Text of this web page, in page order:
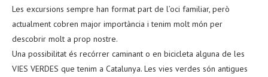
Les excursions sempre han format part de l’oci familiar, però
actualment cobren major importància i tenim molt món per
descobrir molt a prop nostre.
Una possibilitat és recórrer caminant o en bicicleta alguna de les
VIES VERDES que tenim a Catalunya. Les vies verdes són antigues